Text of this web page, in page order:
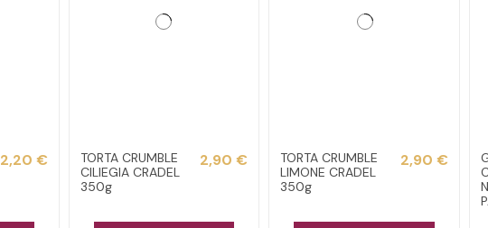
2,20 €
TORTA CRUMBLE
CILIEGIA CRADEL
350g
2,90 €
TORTA CRUMBLE
LIMONE CRADEL
350g
2,90 €